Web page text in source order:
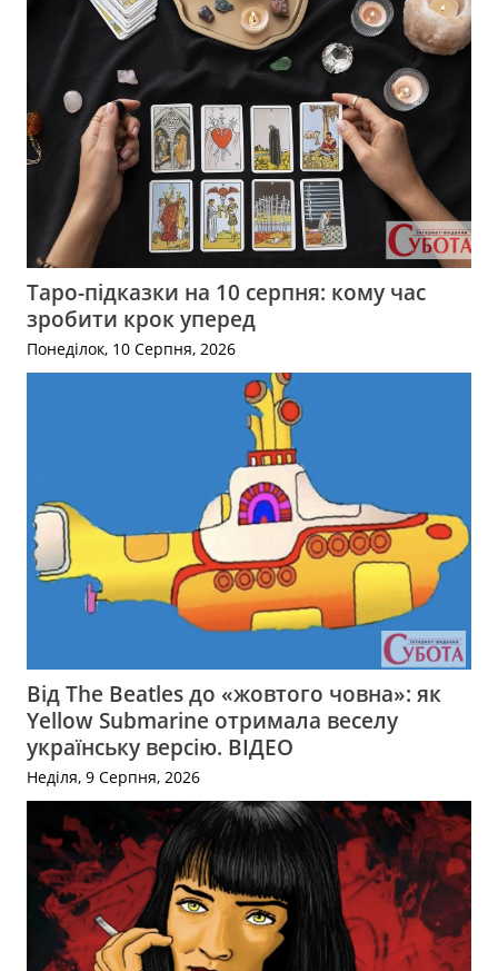
Таро-підказки на 10 серпня: кому час
зробити крок уперед
Понеділок, 10 Серпня, 2026
Від The Beatles до «жовтого човна»: як
Yellow Submarine отримала веселу
українську версію. ВІДЕО
Неділя, 9 Серпня, 2026